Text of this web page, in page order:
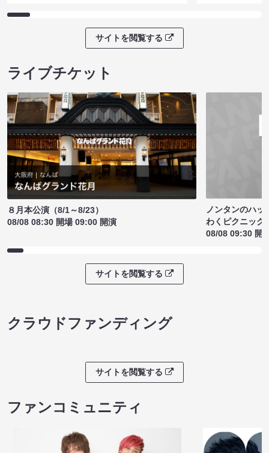
サイトを閲覧する
ライブチケット
８月本公演（8/1～8/23）
08/08 08:30 開場 09:00 開演
ノンタンのハッ
わくピクニック
08/08 09:30 開
サイトを閲覧する
クラウドファンディング
サイトを閲覧する
ファンコミュニティ